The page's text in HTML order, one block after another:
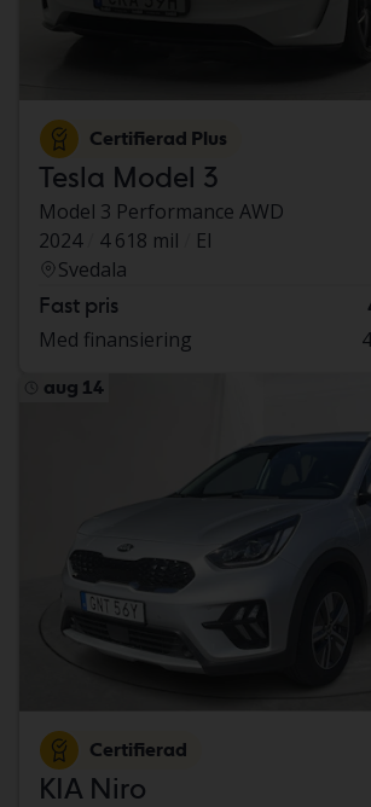
Certifierad Plus
Tesla Model 3
Model 3 Performance AWD
2024
4 618 mil
El
Svedala
Fast pris
Med finansiering
aug 14
Certifierad
KIA Niro